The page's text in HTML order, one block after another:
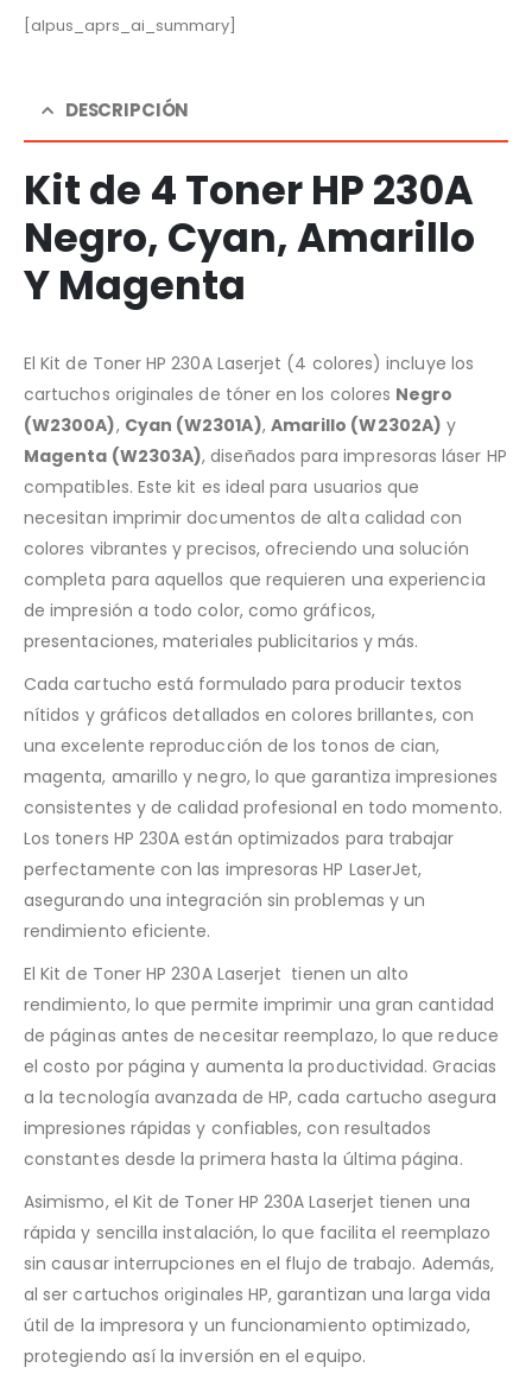
[alpus_aprs_ai_summary]
DESCRIPCIÓN
Kit de 4 Toner HP 230A
Negro, Cyan, Amarillo
Y Magenta
El Kit de Toner HP 230A Laserjet (4 colores) incluye los
cartuchos originales de tóner en los colores Negro
(W2300A), Cyan (W2301A), Amarillo (W2302A) y
Magenta (W2303A), diseñados para impresoras láser HP
compatibles. Este kit es ideal para usuarios que
necesitan imprimir documentos de alta calidad con
colores vibrantes y precisos, ofreciendo una solución
completa para aquellos que requieren una experiencia
de impresión a todo color, como gráficos,
presentaciones, materiales publicitarios y más.
Cada cartucho está formulado para producir textos
nítidos y gráficos detallados en colores brillantes, con
una excelente reproducción de los tonos de cian,
magenta, amarillo y negro, lo que garantiza impresiones
consistentes y de calidad profesional en todo momento.
Los toners HP 230A están optimizados para trabajar
perfectamente con las impresoras HP LaserJet,
asegurando una integración sin problemas y un
rendimiento eficiente.
El Kit de Toner HP 230A Laserjet tienen un alto
rendimiento, lo que permite imprimir una gran cantidad
de páginas antes de necesitar reemplazo, lo que reduce
el costo por página y aumenta la productividad. Gracias
a la tecnología avanzada de HP, cada cartucho asegura
impresiones rápidas y confiables, con resultados
constantes desde la primera hasta la última página.
Asimismo, el Kit de Toner HP 230A Laserjet tienen una
rápida y sencilla instalación, lo que facilita el reemplazo
sin causar interrupciones en el flujo de trabajo. Además,
al ser cartuchos originales HP, garantizan una larga vida
útil de la impresora y un funcionamiento optimizado,
protegiendo así la inversión en el equipo.